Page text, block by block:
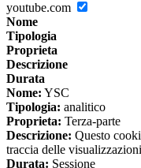
youtube.com
Nome
Tipologia
Proprieta
Descrizione
Durata
Nome: YSC
Tipologia: analitico
Proprieta: Terza-parte
Descrizione: Questo
traccia delle
Durata: Sessione